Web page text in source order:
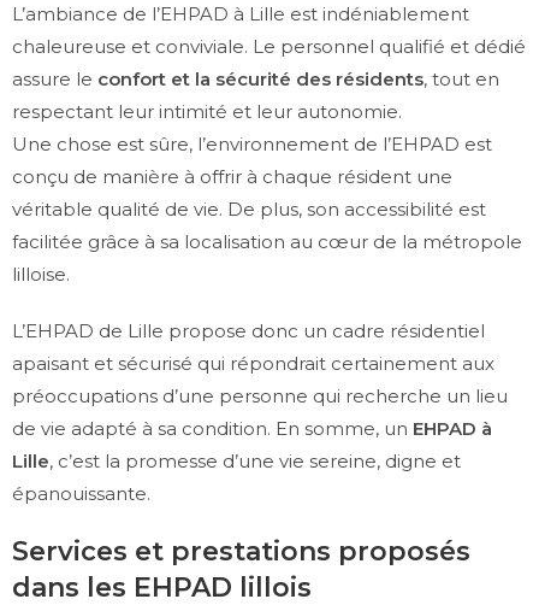
L’ambiance de l’EHPAD à Lille est indéniablement
chaleureuse et conviviale. Le personnel qualifié et dédié
assure le confort et la sécurité des résidents, tout en
respectant leur intimité et leur autonomie.
Une chose est sûre, l’environnement de l’EHPAD est
conçu de manière à offrir à chaque résident une
véritable qualité de vie. De plus, son accessibilité est
facilitée grâce à sa localisation au cœur de la métropole
lilloise.
L’EHPAD de Lille propose donc un cadre résidentiel
apaisant et sécurisé qui répondrait certainement aux
préoccupations d’une personne qui recherche un lieu
de vie adapté à sa condition. En somme, un EHPAD à
Lille, c’est la promesse d’une vie sereine, digne et
épanouissante.
Services et prestations proposés
dans les EHPAD lillois